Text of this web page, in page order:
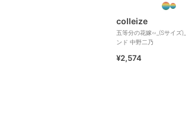
colleize
五等分の花嫁∽_(Sサイズ
ンド 中野二乃
¥2,574